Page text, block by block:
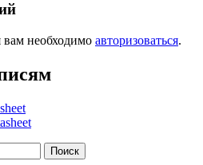
вам необходимо авторизоваться.